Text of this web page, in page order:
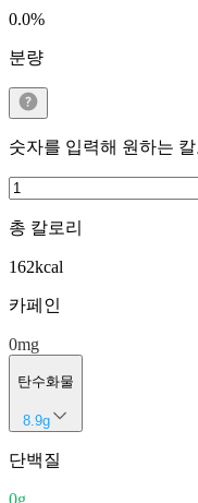
0.0%
분량
숫자를 입력해 원하는
총 칼로리
162kcal
카페인
0mg
탄수화물
8.9g
단백질